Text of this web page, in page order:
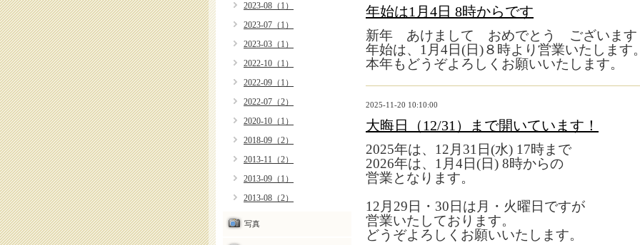
年始は1月4日 8時からです
新年 あけまして おめでとう ございます
年始は、1月4日(日)８時より営業いたします
本年もどうぞよろしくお願いいたします。
2025-11-20 10:10:00
大晦日（12/31）まで開いています！
2025年は、12月31日(水) 17時まで
2026年は、1月4日(日) 8時からの
営業となります。
12月29日・30日は月・火曜日ですが
営業いたしております。
どうぞよろしくお願いいたします。
2023-08（1）
2023-07（1）
2023-03（1）
2022-10（1）
2022-09（1）
2022-07（2）
2020-10（1）
2018-09（2）
2013-11（2）
2013-09（1）
2013-08（2）
写真